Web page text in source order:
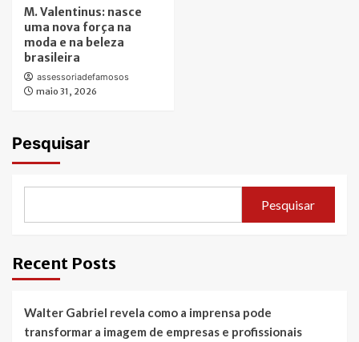
M. Valentinus: nasce
uma nova força na
moda e na beleza
brasileira
assessoriadefamosos
maio 31, 2026
Pesquisar
Pesquisar
Recent Posts
Walter Gabriel revela como a imprensa pode
transformar a imagem de empresas e profissionais